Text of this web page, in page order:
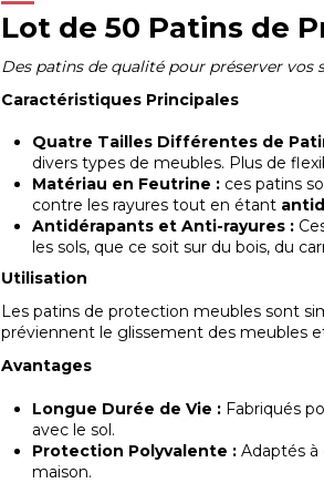
Lot de 50 Patins de
Des patins de qualité pour préserver
Caractéristiques Principales
Quatre Tailles Différentes de
divers types de meubles. Plus de
Matériau en Feutrine : ces patins
contre les rayures tout en étant
Antidérapants et Anti-rayures :
les sols, que ce soit sur du bois, du
Utilisation
Les patins de protection meubles sont
préviennent le glissement des meubles
Avantages
Longue Durée de Vie : Fabriqués
avec le sol.
Protection Polyvalente : Adaptés
maison.